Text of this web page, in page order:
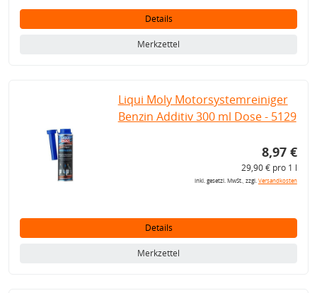
Details
Merkzettel
Liqui Moly Motorsystemreiniger
Benzin Additiv 300 ml Dose - 5129
8,97 €
29,90 € pro 1 l
inkl. gesetzl. MwSt., zzgl.Versandkosten
Details
Merkzettel